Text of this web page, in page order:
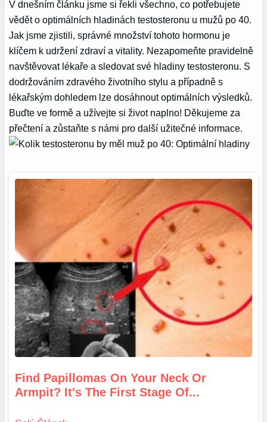
V dnešním článku jsme si řekli všechno, co potřebujete
vědět o optimálních hladinách testosteronu u mužů po 40.
Jak jsme zjistili, správné množství tohoto hormonu je
klíčem k udržení zdraví a vitality. Nezapomeňte pravidelně
navštěvovat lékaře a sledovat své hladiny testosteronu. S
dodržováním zdravého životního stylu a případně s
lékařským dohledem lze dosáhnout optimálních výsledků.
Buďte ve formě a užívejte si život naplno! Děkujeme za
přečtení a zůstaňte s námi pro další užitečné informace.
Find Papillomas On Your Neck Or
Armpit? It's The First Stage Of...